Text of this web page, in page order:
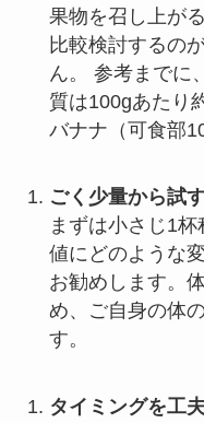
果物を召し上が
比較検討するの
ん。 参考までに
質は100gあたり
バナナ（可食部
ごく少量から試
まずは小さじ1
値にどのような
お勧めします。
め、ご自身の体
す。
タイミングを工